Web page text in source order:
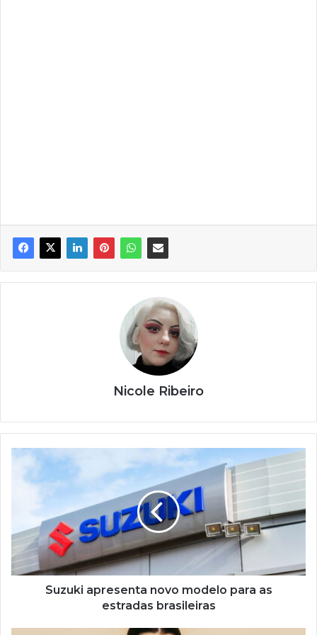
Nicole Ribeiro
Suzuki
apresenta
novo
estradas
brasileiras
Suzuki apresenta novo modelo para as
estradas brasileiras